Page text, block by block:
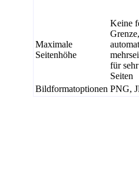
Maximale
Seitenhöhe
Keine
Grenze,
für
Seiten
Bildformatoptionen PNG,